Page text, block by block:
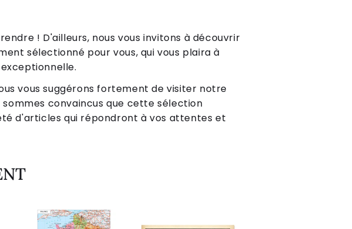
! D'ailleurs, nous vous invitons à découvrir
sélectionné pour vous, qui vous plaira à
vous suggérons fortement de visiter notre
sommes convaincus que cette sélection
d'articles qui répondront à vos attentes et